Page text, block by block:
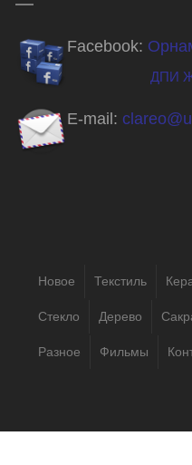
Facebook:
ДПИ
E-mail:
Новое Текстиль
Стекло Дерево
Разное Фильмы